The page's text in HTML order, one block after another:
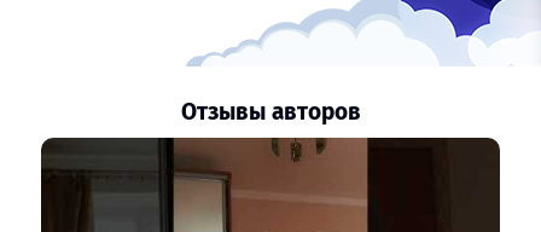
Отзывы авторов